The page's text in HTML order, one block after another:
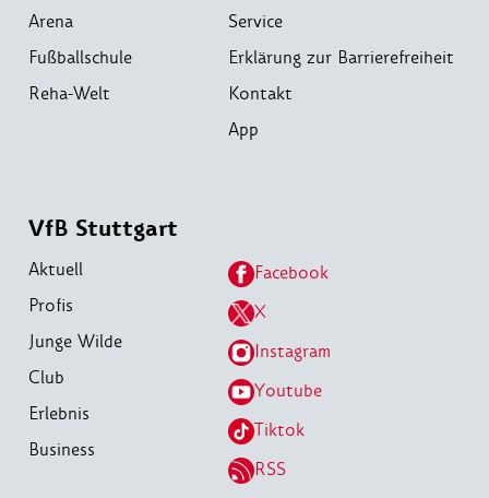
Arena
Fußballschule
Reha-Welt
Service
Erklärung zur Barrierefreiheit
Kontakt
App
VfB Stuttgart
Aktuell
Profis
Junge Wilde
Club
Erlebnis
Business
Facebook
X
Instagram
Youtube
Tiktok
RSS